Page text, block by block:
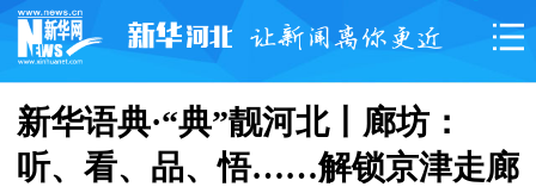
新华语典·“典”靓河北丨廊坊：
听、看、品、悟……解锁京津走廊